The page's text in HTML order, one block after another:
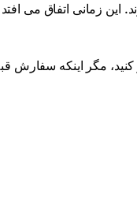
این زمانی اتفاق می
مگر اینکه سفارش